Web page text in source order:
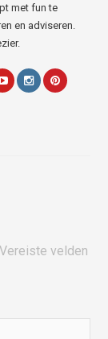
met fun te
en adviseren.
Vereiste velden